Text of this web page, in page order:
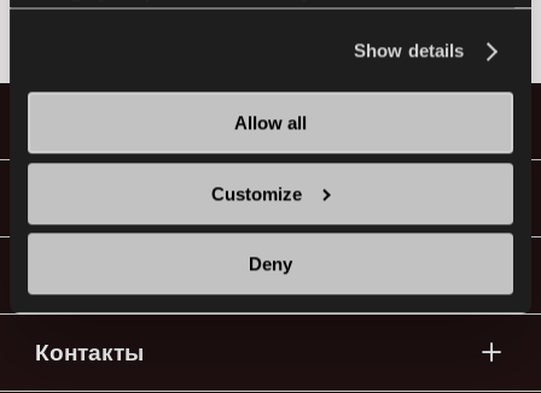
Show details
Allow all
Customize
Deny
Советы по вождению по снегу
Не найдено
Руководство и Видео
Контакты